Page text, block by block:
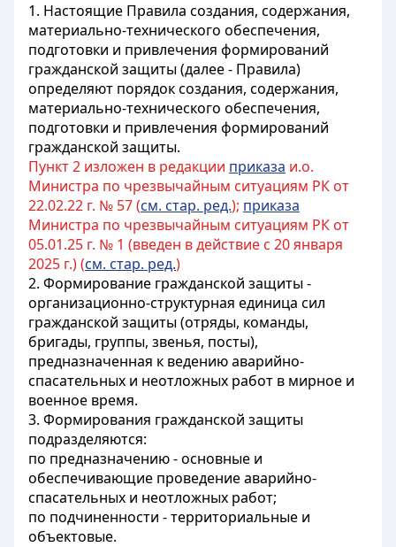
1. Настоящие Правила создания, содержания,
материально-технического обеспечения,
подготовки и привлечения формирований
гражданской защиты (далее - Правила)
определяют порядок создания, содержания,
материально-технического обеспечения,
подготовки и привлечения формирований
гражданской защиты.
Пункт 2 изложен в редакции приказа и.о.
Министра по чрезвычайным ситуациям РК от
22.02.22 г. № 57 (см. стар. ред.); приказа
Министра по чрезвычайным ситуациям РК от
05.01.25 г. № 1 (введен в действие с 20 января
2025 г.) (см. стар. ред.)
2. Формирование гражданской защиты -
организационно-структурная единица сил
гражданской защиты (отряды, команды,
бригады, группы, звенья, посты),
предназначенная к ведению аварийно-
спасательных и неотложных работ в мирное и
военное время.
3. Формирования гражданской защиты
подразделяются:
по предназначению - основные и
обеспечивающие проведение аварийно-
спасательных и неотложных работ;
по подчиненности - территориальные и
объектовые.